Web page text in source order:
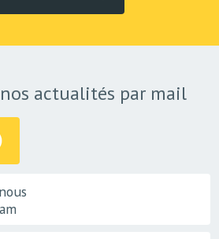
actualités par mail